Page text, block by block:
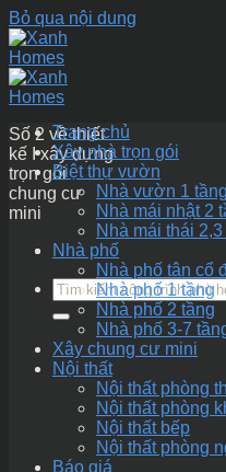
Bỏ qua nội dung
Số 2 về thiết
kế I xây dựng
trọn gói
chung cư
mini
Trang chủ
Xây nhà trọn gói
Biệt thự vườn
Nhà vườn 1 tầng
Nhà mái nhật 2
Nhà mái thái 2,3
Nhà phố
Nhà phố tân cổ
Nhà phố 1 tầng
Nhà phố 2 tầng
Nhà phố 3-7
Xây chung cư mini
Nội thất
Nội thất phòng
Nội thất phòng
Nội thất bếp
Nội thất phòng
Báo giá